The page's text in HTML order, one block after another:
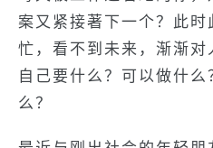
案又紧接著下一个？此
忙，看不到未来，渐渐对
自己要什么？可以做什
么？